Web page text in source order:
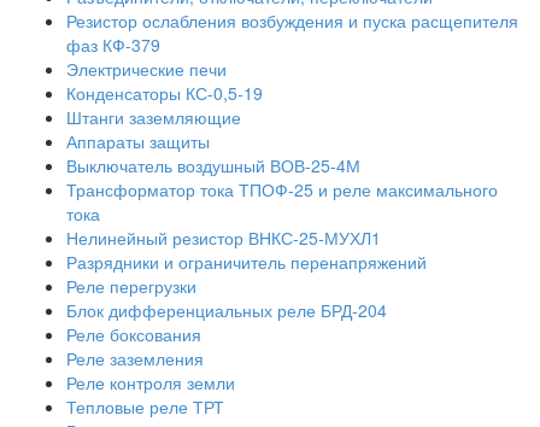
Резистор ослабления возбуждения и пуска расщепителя
фаз КФ-379
Электрические печи
Конденсаторы КС-0,5-19
Штанги заземляющие
Аппараты защиты
Выключатель воздушный ВОВ-25-4М
Трансформатор тока ТПОФ-25 и реле максимального
тока
Нелинейный резистор ВНКС-25-МУХЛ1
Разрядники и ограничитель перенапряжений
Реле перегрузки
Блок дифференциальных реле БРД-204
Реле боксования
Реле заземления
Реле контроля земли
Тепловые реле ТРТ